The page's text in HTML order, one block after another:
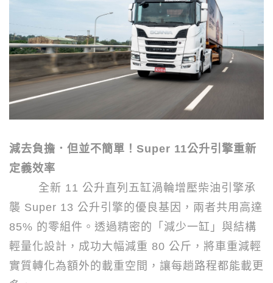
減去負擔．但並不簡單！ Super 11公升引擎重新
定義效率
全新 11 公升直列五缸渦輪增壓柴油引擎承
襲 Super 13 公升引擎的優良基因，兩者共用高達
85% 的零組件。透過精密的「減少一缸」與結構
輕量化設計，成功大幅減重 80 公斤，將車重減輕
實質轉化為額外的載重空間，讓每趟路程都能載更